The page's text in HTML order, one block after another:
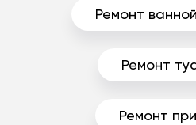
Ремонт
Ремонт
Ремонт